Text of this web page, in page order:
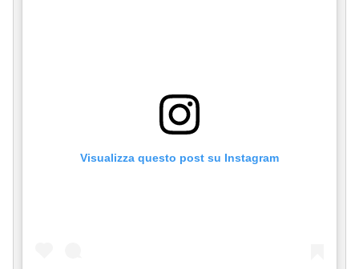
Visualizza questo post su Instagram